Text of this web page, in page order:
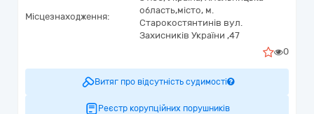
Місцезнаходження:
область,місто, м.
Старокостянтинів вул.
Захисників України ,47
0
Витяг про відсутність судимості
Реєстр корупційних порушників